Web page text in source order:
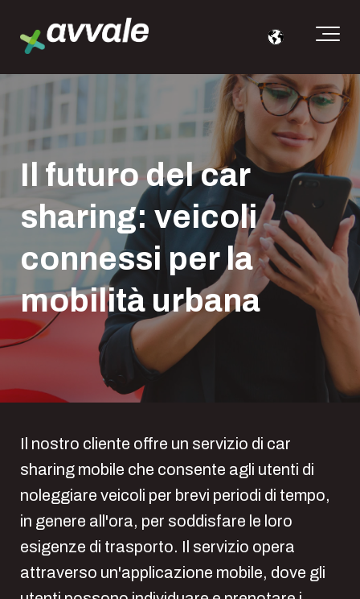
Il futuro del car
sharing: veicoli
connessi per la
mobilità urbana
Il nostro cliente offre un servizio di car
sharing mobile che consente agli utenti di
noleggiare veicoli per brevi periodi di tempo,
in genere all'ora, per soddisfare le loro
esigenze di trasporto. Il servizio opera
attraverso un'applicazione mobile, dove gli